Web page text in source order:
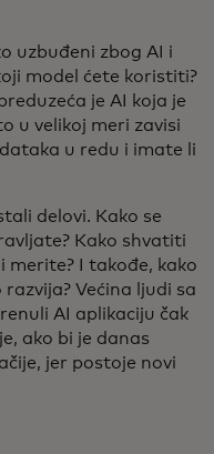
uzbuđeni zbog AI i
model ćete koristiti?
je AI koja je
u velikoj meri zavisi
u redu i imate li
delovi. Kako se
Kako shvatiti
merite? I takođe, kako
Većina ljudi sa
AI aplikaciju čak
ako bi je danas
jer postoje novi